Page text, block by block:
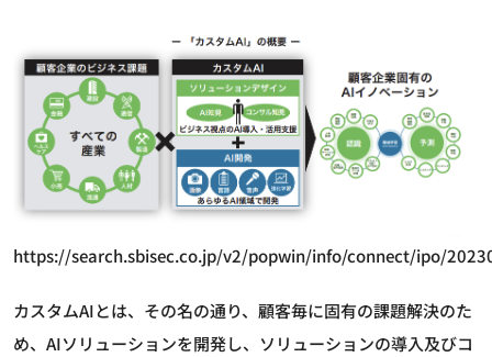
https://search.sbisec.co.jp/v2/popwin/info/connect/ipo/
カスタムAIとは、その名の通り、顧客毎に固有の課題解決のた
め、AIソリューションを開発し、ソリューションの導入及びコ